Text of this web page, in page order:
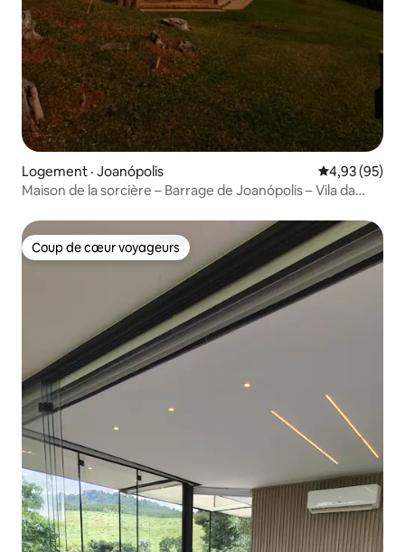
Logement · Joanópolis Note
4,93 (95)
Maison de la sorcière – Barrage de Joanópolis – Vila da
Coup de cœur voyageurs
Coup de cœur voyageurs